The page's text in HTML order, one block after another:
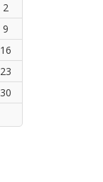
2
9
16
23
30